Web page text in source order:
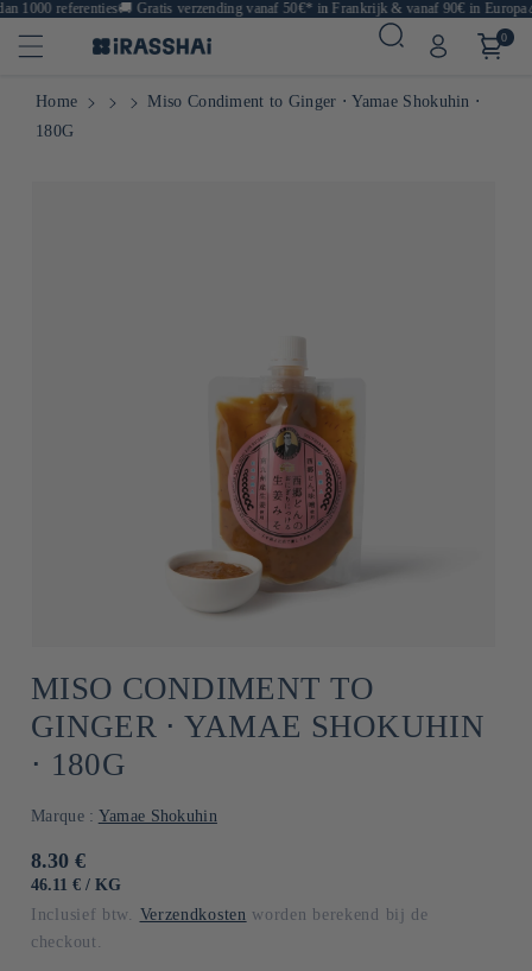
1000 referenties🚚Gratis verzending vanaf 50€* in Frankrijk & vanaf 90€ in Europa🍙
0
Home
Miso Condiment to Ginger ⋅ Yamae Shokuhin ⋅
180G
MISO CONDIMENT TO
GINGER ⋅ YAMAE SHOKUHIN
⋅ 180G
Marque : Yamae Shokuhin
Normale
prijs
8.30 €
EENHEIDSPRIJS
46.11 € / PER
KG
Inclusief btw. Verzendkosten worden berekend bij de
checkout.